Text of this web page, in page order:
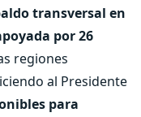
transversal en
por 26
regiones
al Presidente
para